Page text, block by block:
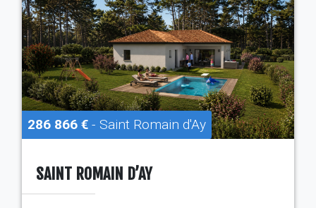
286 866 € - Saint Romain d'Ay
SAINT ROMAIN D’AY